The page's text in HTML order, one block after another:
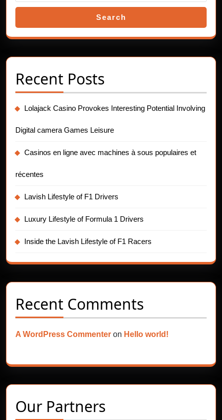
Search
Recent Posts
Lolajack Casino Provokes Interesting Potential Involving
Digital camera Games Leisure
Casinos en ligne avec machines à sous populaires et
récentes
Lavish Lifestyle of F1 Drivers
Luxury Lifestyle of Formula 1 Drivers
Inside the Lavish Lifestyle of F1 Racers
Recent Comments
A WordPress Commenter on Hello world!
Our Partners